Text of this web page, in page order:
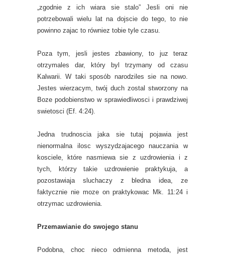
„zgodnie z ich wiara sie stalo” Jesli oni nie
potrzebowali wielu lat na dojscie do tego, to nie
powinno zajac to równiez tobie tyle czasu.
Poza tym, jesli jestes zbawiony, to juz teraz
otrzymales dar, który byl trzymany od czasu
Kalwarii. W taki sposób narodziles sie na nowo.
Jestes wierzacym, twój duch zostal stworzony na
Boze podobienstwo w sprawiedliwosci i prawdziwej
swietosci (Ef. 4:24).
Jedna trudnoscia jaka sie tutaj pojawia jest
nienormalna ilosc wyszydzajacego nauczania w
kosciele, które nasmiewa sie z uzdrowienia i z
tych, którzy takie uzdrowienie praktykuja, a
pozostawiaja sluchaczy z bledna idea, ze
faktycznie nie moze on praktykowac Mk. 11:24 i
otrzymac uzdrowienia.
Przemawianie do swojego stanu
Podobna, choc nieco odmienna metoda, jest